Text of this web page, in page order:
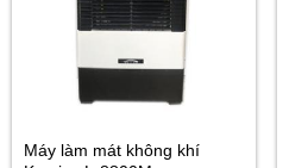
Máy làm mát không khí